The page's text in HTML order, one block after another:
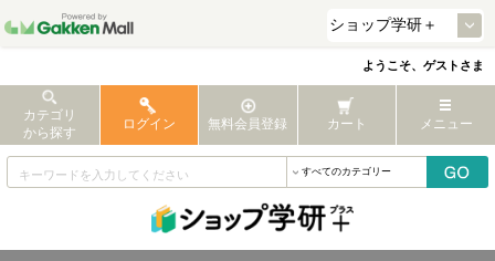
ようこそ、ゲストさま
カテゴリ
から探す
ログイン 無料会員登録 カート メニュー